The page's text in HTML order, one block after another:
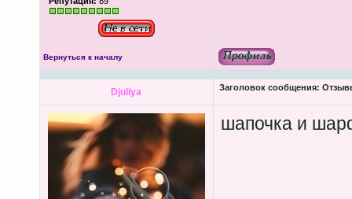
Вернуться к началу
Djuliya Заголовок сообщения:
шапочка и